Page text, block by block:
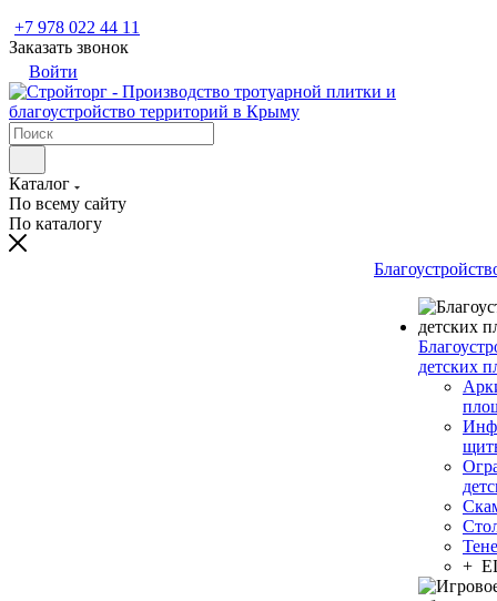
+7 978 022 44 11
Заказать звонок
Войти
Каталог
По всему сайту
По каталогу
детских
+